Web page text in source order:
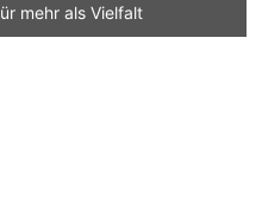
mehr als Vielfalt